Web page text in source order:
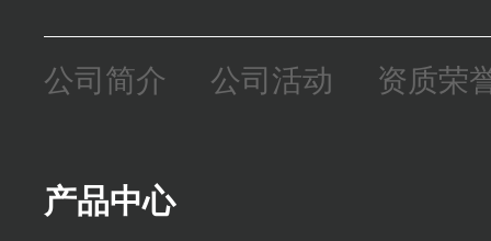
公司简介 公司活动 资质荣
产品中心